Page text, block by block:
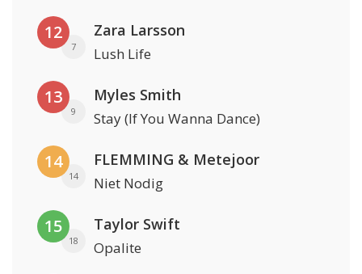
12
7
Zara Larsson
Lush Life
13
9
Myles Smith
Stay (If You Wanna Dance)
14
14
FLEMMING & Metejoor
Niet Nodig
15
18
Taylor Swift
Opalite